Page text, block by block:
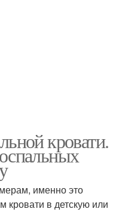
кровати.
именно это
кровати в детскую или